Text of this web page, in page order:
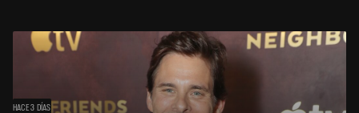
HACE 3 DÍAS